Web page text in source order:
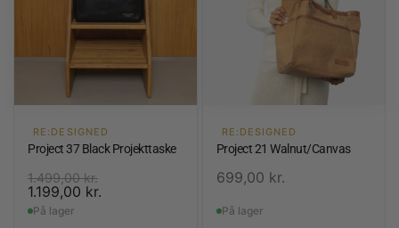
RE:DESIGNED
Project 37 Black Projekttaske
1.499,00kr.
1.199,00 kr.
På lager
RE:DESIGNED
Project 21 Walnut/Canvas
699,00 kr.
På lager